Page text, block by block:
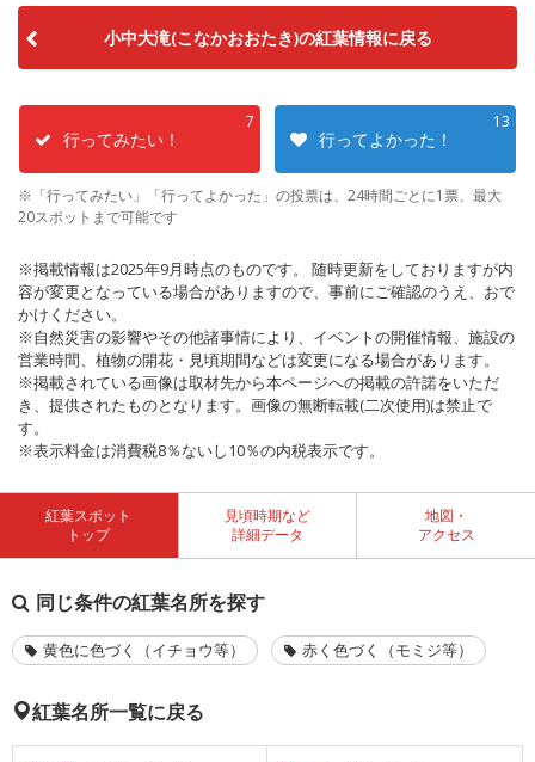
小中大滝(こなかおおたき)の紅葉情報に戻る
7
行ってみたい！
13
行ってよかった！
※「行ってみたい」「行ってよかった」の投票は、24時間ごとに1票、最大
20スポットまで可能です
※掲載情報は2025年9月時点のものです。 随時更新をしておりますが内
容が変更となっている場合がありますので、事前にご確認のうえ、おで
かけください。
※自然災害の影響やその他諸事情により、イベントの開催情報、施設の
営業時間、植物の開花・見頃期間などは変更になる場合があります。
※掲載されている画像は取材先から本ページへの掲載の許諾をいただ
き、提供されたものとなります。画像の無断転載(二次使用)は禁止で
す。
※表示料金は消費税8％ないし10％の内税表示です。
紅葉スポット
トップ
見頃時期など
詳細データ
地図・
アクセス
同じ条件の紅葉名所を探す
黄色に色づく（イチョウ等） 赤く色づく（モミジ等）
紅葉名所一覧に戻る